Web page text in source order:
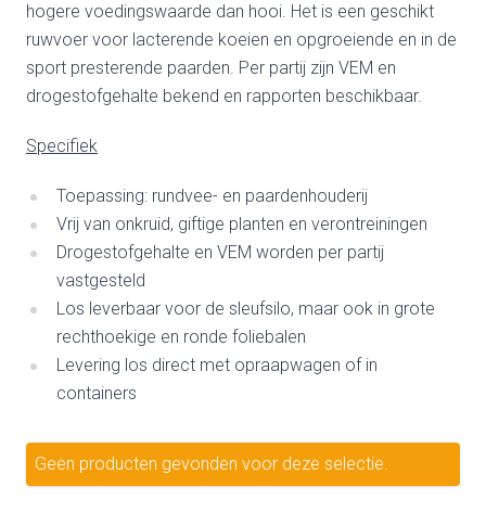
hogere voedingswaarde dan hooi. Het is een geschikt
ruwvoer voor lacterende koeien en opgroeiende en in de
sport presterende paarden. Per partij zijn VEM en
drogestofgehalte bekend en rapporten beschikbaar.
Specifiek
Toepassing: rundvee- en paardenhouderij
Vrij van onkruid, giftige planten en verontreiningen
Drogestofgehalte en VEM worden per partij
vastgesteld
Los leverbaar voor de sleufsilo, maar ook in grote
rechthoekige en ronde foliebalen
Levering los direct met opraapwagen of in
containers
Geen producten gevonden voor deze selectie.